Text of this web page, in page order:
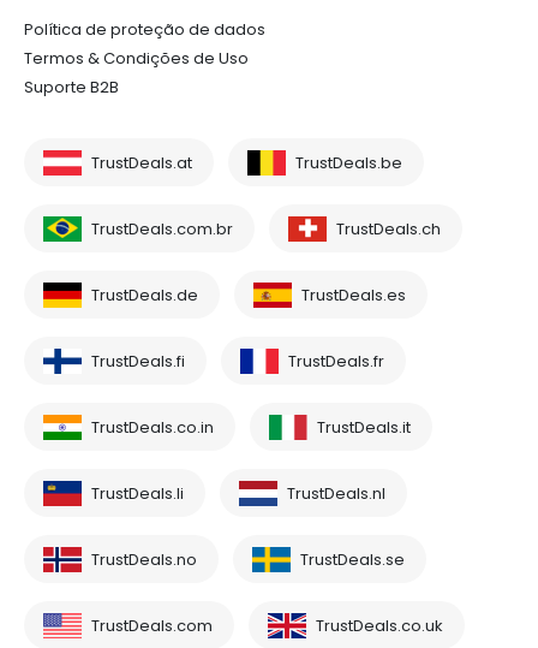
Política de proteção de dados
Termos & Condições de Uso
Suporte B2B
TrustDeals.at TrustDeals.be
TrustDeals.com.br TrustDeals.ch
TrustDeals.de TrustDeals.es
TrustDeals.fi TrustDeals.fr
TrustDeals.co.in TrustDeals.it
TrustDeals.li TrustDeals.nl
TrustDeals.no TrustDeals.se
TrustDeals.com TrustDeals.co.uk